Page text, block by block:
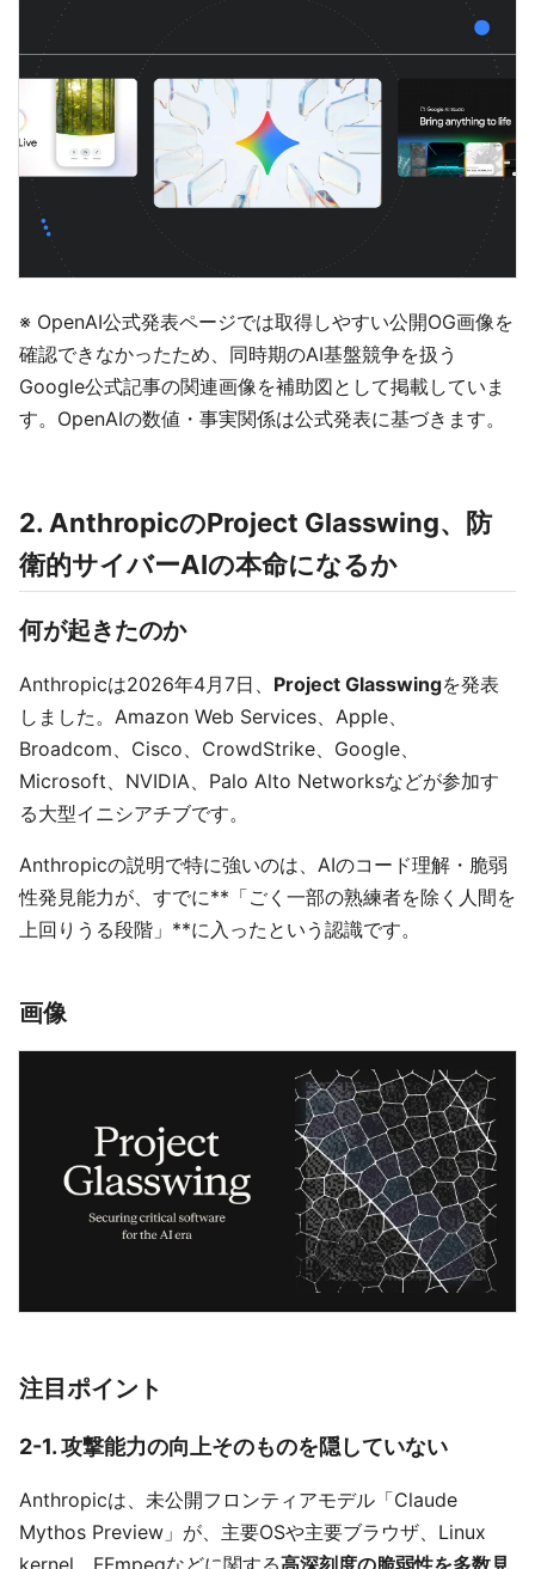
※ OpenAI公式発表ページでは取得しやすい公開OG画像を
確認できなかったため、同時期のAI基盤競争を扱う
Google公式記事の関連画像を補助図として掲載していま
す。OpenAIの数値・事実関係は公式発表に基づきます。
2. AnthropicのProject Glasswing、防
衛的サイバーAIの本命になるか
何が起きたのか
Anthropicは2026年4月7日、 Project Glasswingを発表
しました。Amazon Web Services、Apple、
Broadcom、Cisco、CrowdStrike、Google、
Microsoft、NVIDIA、Palo Alto Networksなどが参加す
る大型イニシアチブです。
Anthropicの説明で特に強いのは、AIのコード理解・脆弱
性発見能力が、すでに**「ごく一部の熟練者を除く人間を
上回りうる段階」**に入ったという認識です。
画像
注目ポイント
2-1. 攻撃能力の向上そのものを隠していない
Anthropicは、未公開フロンティアモデル「Claude
Mythos Preview」が、主要OSや主要ブラウザ、Linux
kernel、FFmpegなどに関する高深刻度の脆弱性を多数見